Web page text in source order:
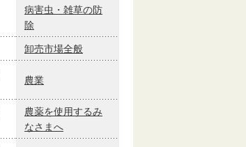
病害虫・雑草の防
除
卸売市場全般
農業
農薬を使用するみ
なさまへ